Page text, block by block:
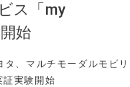
ス「my
始
タ、マルチモーダルモビリ
実験開始